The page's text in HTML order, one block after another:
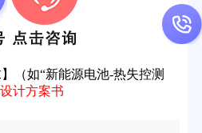
】（如“新能源电池-热失控测
计方案书